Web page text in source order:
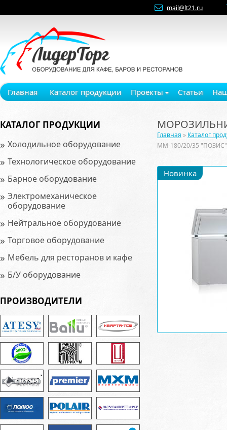
mail@lt21.ru
Главная Каталог продукции Проекты Статьи
КАТАЛОГ ПРОДУКЦИИ
» Холодильное оборудование
» Технологическое оборудование
» Барное оборудование
» Электромеханическое
оборудование
» Нейтральное оборудование
» Торговое оборудование
» Мебель для ресторанов и кафе
» Б/У оборудование
ПРОИЗВОДИТЕЛИ
Главная » Каталог
ММ-180/20/35 "ПОЗИС"
Новинка